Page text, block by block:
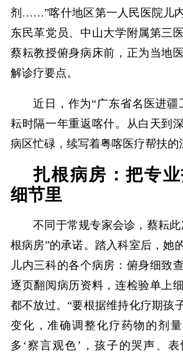
剂……”喀什地区第一人民医院儿
东民革党员、中山大学附属第三
蔡耘教授俯身病床前，正为当地
解诊疗要点。
近日，作为“广东省名医进疆
耘时隔一年重返喀什。从白天到
病区忙碌，续写着粤喀医疗帮扶的
扎根病房：把专
细节里
不同于常规专家会诊，蔡耘
根病房”的承诺。踏入科室后，她
儿内三科的各个病房：俯身细致
逐页翻阅病历资料，连检验单上
都不放过。“要根据维持化疗期孩
变化，准确调整化疗药物的剂
多‘察言观色’，孩子的哭声、